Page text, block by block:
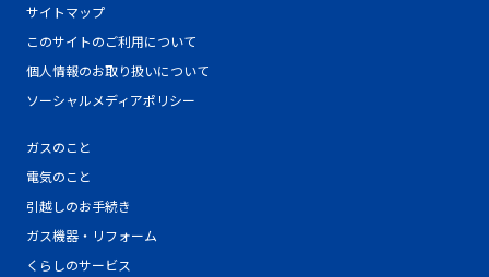
サイトマップ
このサイトのご利用について
個人情報のお取り扱いについて
ソーシャルメディアポリシー
ガスのこと
電気のこと
引越しのお手続き
ガス機器・リフォーム
くらしのサービス